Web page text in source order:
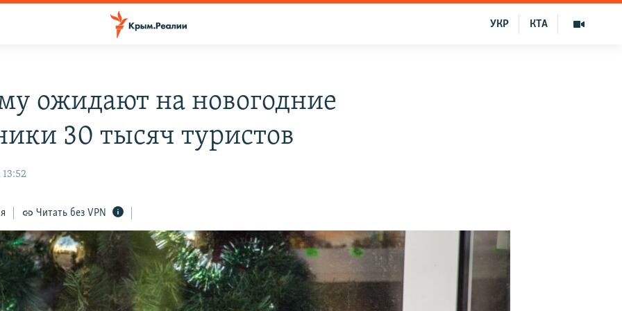
КТА
УКР
ожидают на новогодние
30 тысяч туристов
13:52
Читать без VPN